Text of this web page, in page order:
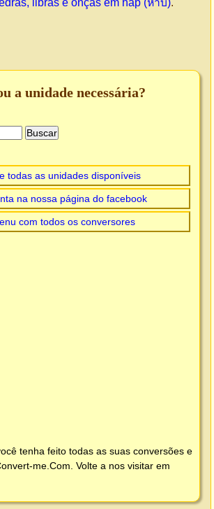
a unidade necessária?
todas as unidades disponíveis
na nossa página do facebook
com todos os conversores
tenha feito todas as suas conversões e
me.Com . Volte a nos visitar em